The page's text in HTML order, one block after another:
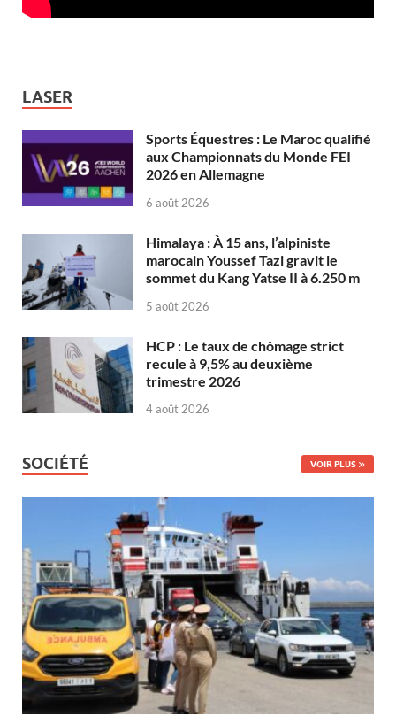
LASER
Sports Équestres : Le Maroc qualifié
aux Championnats du Monde FEI
2026 en Allemagne
6 août 2026
Himalaya : À 15 ans, l’alpiniste
marocain Youssef Tazi gravit le
sommet du Kang Yatse II à 6.250 m
5 août 2026
HCP : Le taux de chômage strict
recule à 9,5% au deuxième
trimestre 2026
4 août 2026
SOCIÉTÉ VOIR PLUS